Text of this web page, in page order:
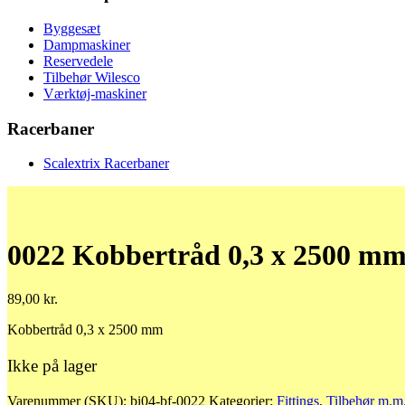
Byggesæt
Dampmaskiner
Reservedele
Tilbehør Wilesco
Værktøj-maskiner
Racerbaner
Scalextrix Racerbaner
0022 Kobbertråd 0,3 x 2500
89,00 kr.
Kobbertråd 0,3 x 2500 mm
Ikke på lager
Varenummer (SKU): bi04-bf-0022 Kategorier: Fittings, Tilbehør